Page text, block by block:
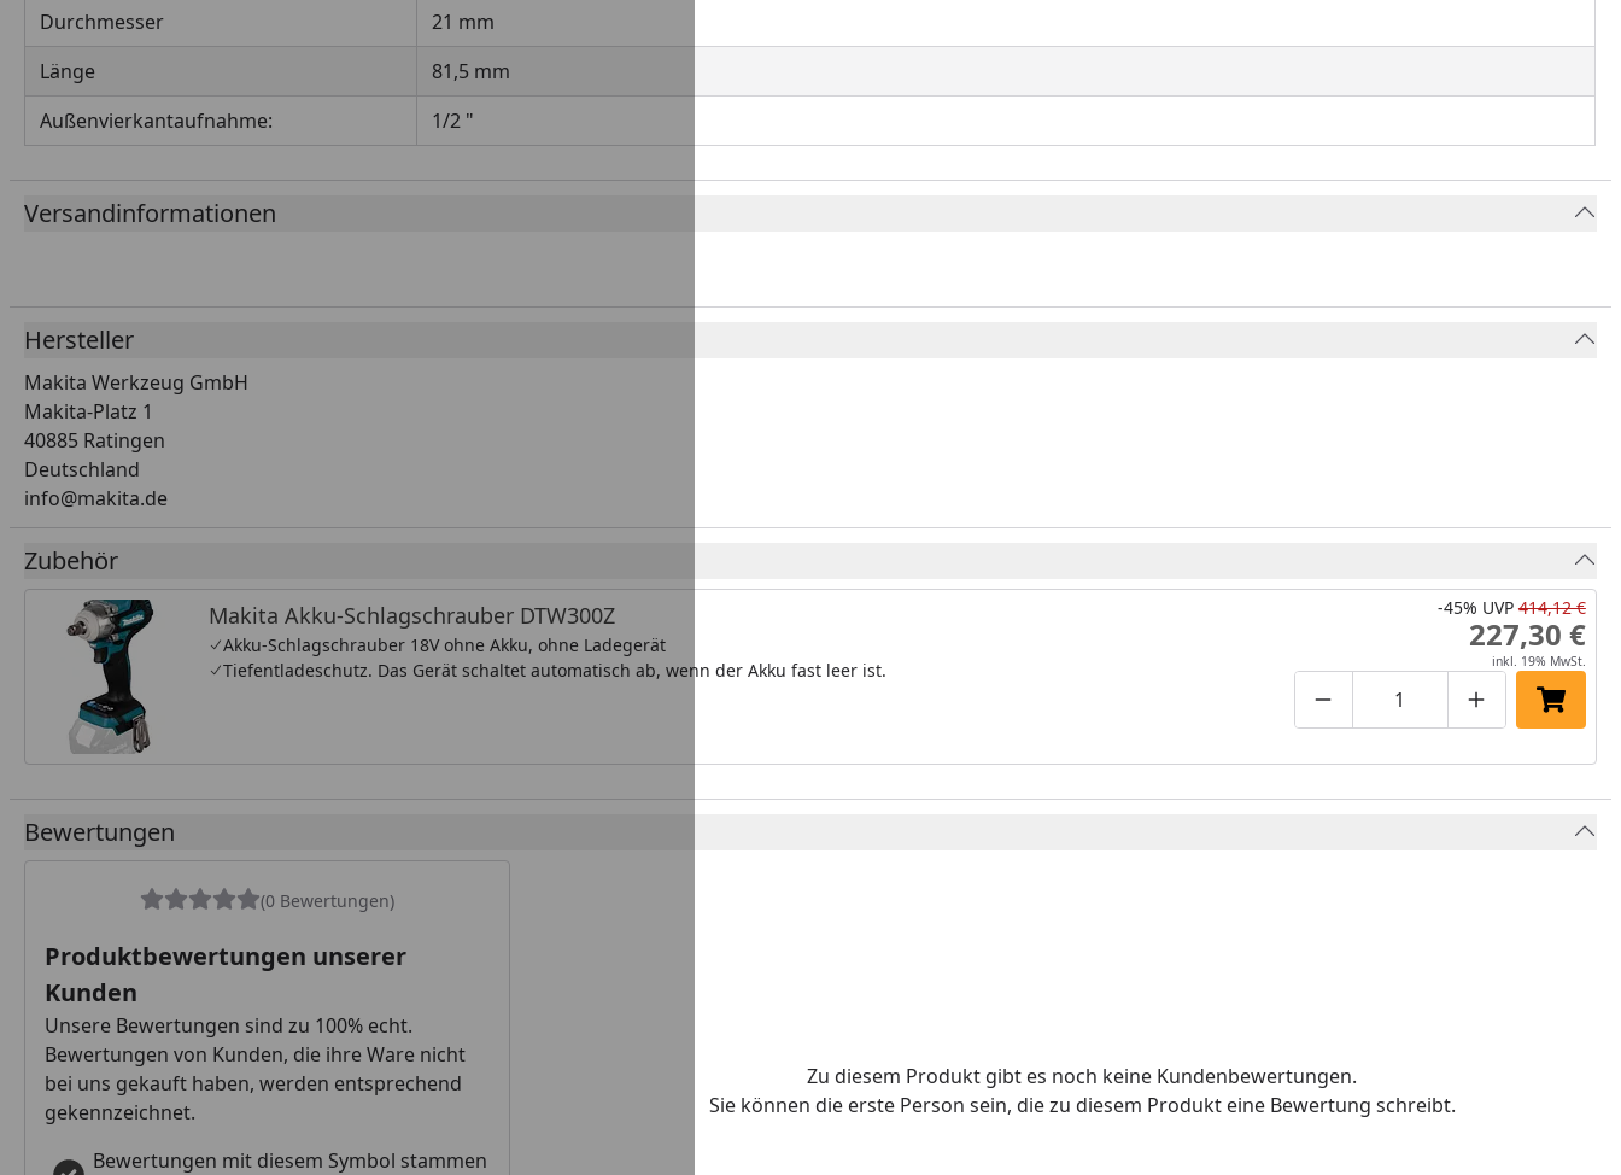
Durchmesser
21 mm
Länge
81,5 mm
Außenvierkantaufnahme:
1/2 "
Versandinformationen
Hersteller
Makita Werkzeug GmbH
Makita-Platz 1
40885 Ratingen
Deutschland
info@makita.de
Zubehör
Makita Akku-Schlagschrauber DTW300Z
Akku-Schlagschrauber 18V ohne Akku, ohne Ladegerät
Tiefentladeschutz. Das Gerät schaltet automatisch ab, wenn der Akku fast leer ist.
Produktmenge um eins
Produktmenge manuell
Produktmenge
In den
-45% UVP 414,12 €
227,30 €
inkl. 19% MwSt.
Bewertungen
(0 Bewertungen)
Produktbewertungen unserer
Kunden
Unsere Bewertungen sind zu 100% echt.
Bewertungen von Kunden, die ihre Ware nicht
bei uns gekauft haben, werden entsprechend
gekennzeichnet.
Bewertungen mit diesem Symbol stammen
Zu diesem Produkt gibt es noch keine Kundenbewertungen.
Sie können die erste Person sein, die zu diesem Produkt eine Bewertung schreibt.